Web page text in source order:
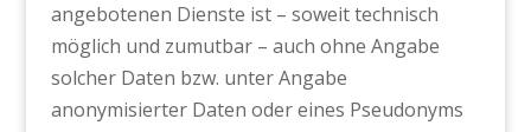
angebotenen Dienste ist – soweit technisch
möglich und zumutbar – auch ohne Angabe
solcher Daten bzw. unter Angabe
anonymisierter Daten oder eines Pseudonyms